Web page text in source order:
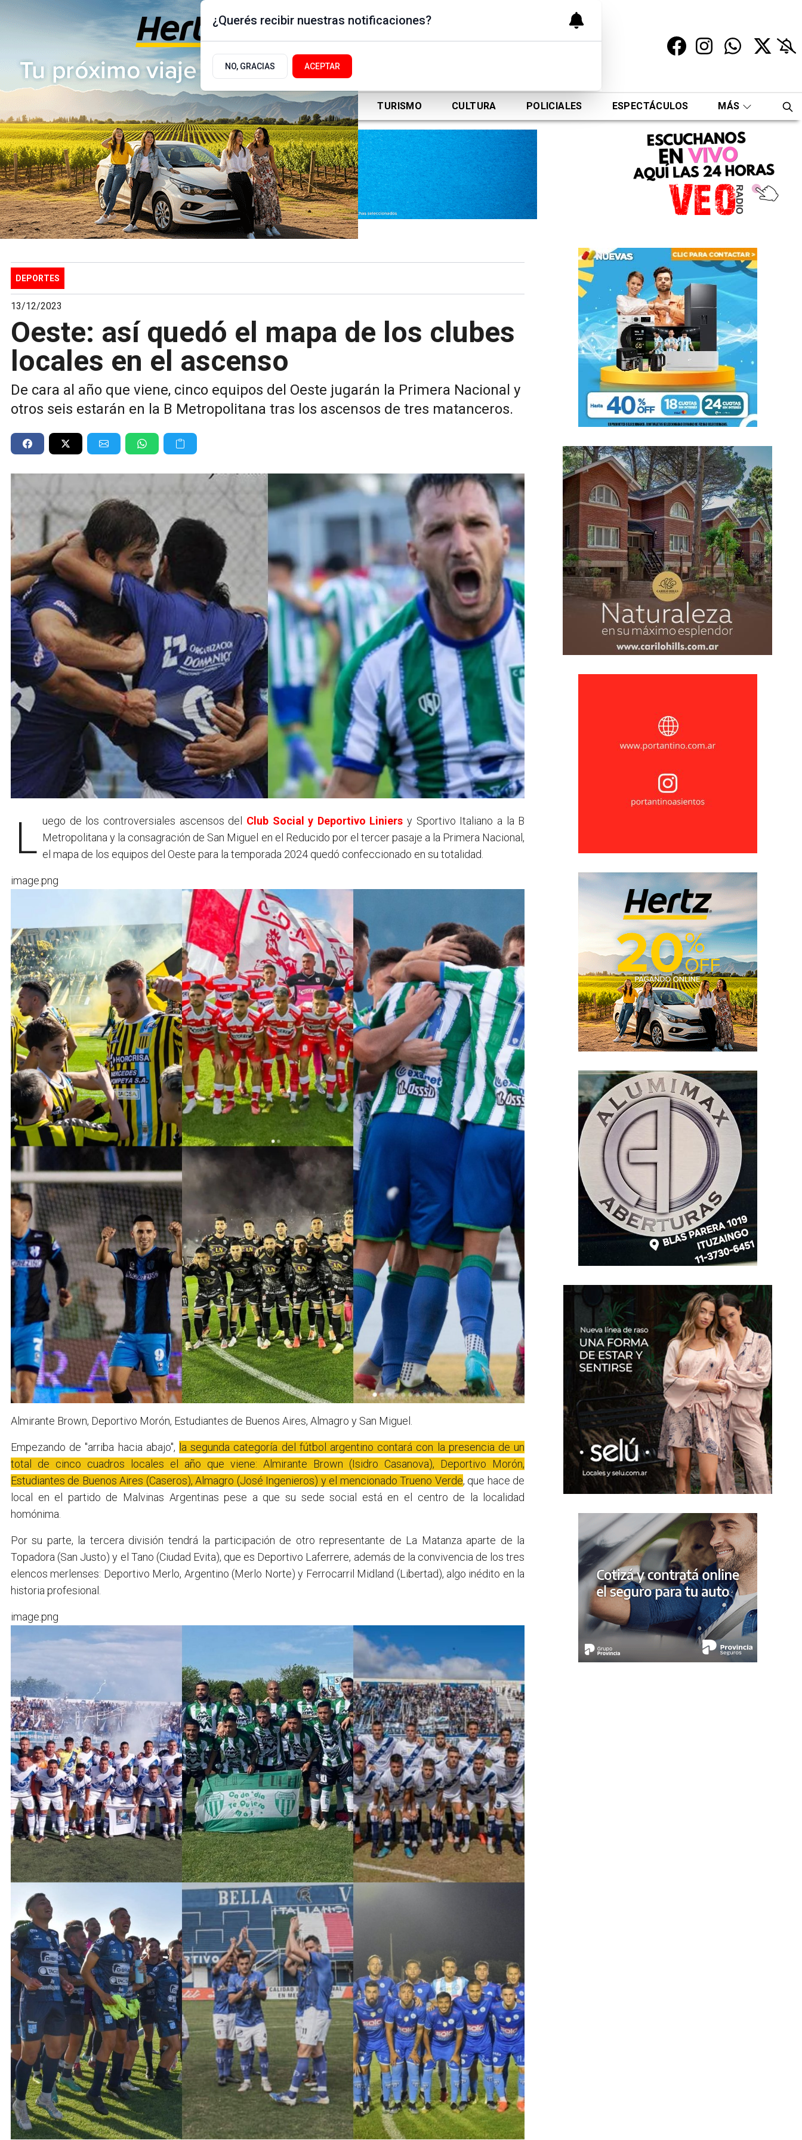
Viernes 7 de Agosto
de 2026
17.9ºc | Buenos Aires, AR
ACTUALIDAD POLÍTICA DEPORTES TURISMO CULTURA POLICIALES ESPECTÁCULOS MÁS
DEPORTES
13/12/2023
Oeste: así quedó el mapa de los clubes
locales en el ascenso
De cara al año que viene, cinco equipos del Oeste jugarán la Primera Nacional y
otros seis estarán en la B Metropolitana tras los ascensos de tres matanceros.
Luego de los controversiales ascensos del Club Social y Deportivo Liniers y Sportivo Italiano a la B
Metropolitana y la consagración de San Miguel en el Reducido por el tercer pasaje a la Primera Nacional,
el mapa de los equipos del Oeste para la temporada 2024 quedó confeccionado en su totalidad.
image.png
Almirante Brown, Deportivo Morón, Estudiantes de Buenos Aires, Almagro y San Miguel.
Empezando de "arriba hacia abajo", la segunda categoría del fútbol argentino contará con la presencia de un
total de cinco cuadros locales el año que viene: Almirante Brown (Isidro Casanova), Deportivo Morón,
Estudiantes de Buenos Aires (Caseros), Almagro (José Ingenieros) y el mencionado Trueno Verde, que hace de
local en el partido de Malvinas Argentinas pese a que su sede social está en el centro de la localidad
homónima.
Por su parte, la tercera división tendrá la participación de otro representante de La Matanza aparte de la
Topadora (San Justo) y el Tano (Ciudad Evita), que es Deportivo Laferrere, además de la convivencia de los tres
elencos merlenses: Deportivo Merlo, Argentino (Merlo Norte) y Ferrocarril Midland (Libertad), algo inédito en la
historia profesional.
image.png
¿Querés recibir nuestras notificaciones?
NO, GRACIAS ACEPTAR